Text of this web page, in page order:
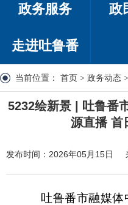
政务服务 政
走进吐鲁番
当前位置： 首页 > 政务动态 >
5232绘新景 | 吐鲁番
源直播 首
发布时间：2026年05月15日
吐鲁番市融媒体